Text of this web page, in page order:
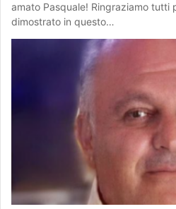
amato Pasquale! Ringraziamo tutti
dimostrato in questo…